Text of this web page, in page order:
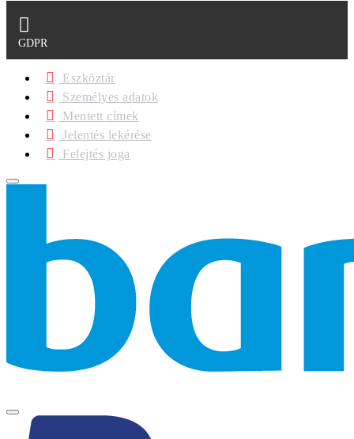
GDPR
Eszköztár
Személyes adatok
Mentett címek
Jelentés lekérése
Felejtés joga